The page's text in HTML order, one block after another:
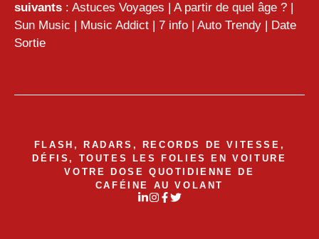
suivants : Astuces Voyages | A partir de quel âge ? |
Sun Music | Music Addict | 7 info | Auto Trendy | Date
Sortie
FLASH, RADARS, RECORDS DE VITESSE,
DÉFIS, TOUTES LES FOLIES EN VOITURE
VOTRE DOSE QUOTIDIENNE DE
CAFÉINE AU VOLANT